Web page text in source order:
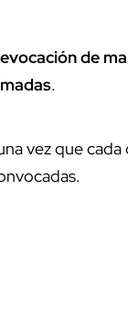
de
.
vez que